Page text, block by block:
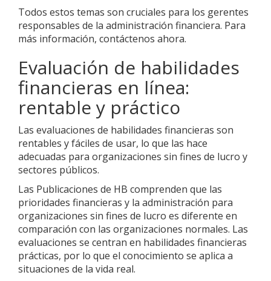
Todos estos temas son cruciales para los gerentes
responsables de la administración financiera. Para
más información, contáctenos ahora.
Evaluación de habilidades
financieras en línea:
rentable y práctico
Las evaluaciones de habilidades financieras son
rentables y fáciles de usar, lo que las hace
adecuadas para organizaciones sin fines de lucro y
sectores públicos.
Las Publicaciones de HB comprenden que las
prioridades financieras y la administración para
organizaciones sin fines de lucro es diferente en
comparación con las organizaciones normales. Las
evaluaciones se centran en habilidades financieras
prácticas, por lo que el conocimiento se aplica a
situaciones de la vida real.